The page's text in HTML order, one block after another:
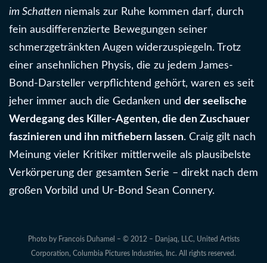
im Schatten niemals zur Ruhe kommen darf, durch
fein ausdifferenzierte Bewegungen seiner
schmerzgetränkten Augen widerzuspiegeln. Trotz
einer ansehnlichen Physis, die zu jedem James-
Bond-Darsteller verpflichtend gehört, waren es seit
jeher immer auch die Gedanken und der seelische
Werdegang des Killer-Agenten, die den Zuschauer
faszinieren und ihn mitfiebern lassen. Craig gilt nach
Meinung vieler Kritiker mittlerweile als plausibelste
Verkörperung der gesamten Serie – direkt nach dem
großen Vorbild und Ur-Bond Sean Connery.
Photo by Francois Duhamel – © 2012 – Danjaq, LLC, United Artists
Corporation, Columbia Pictures Industries, Inc. All rights reserved.